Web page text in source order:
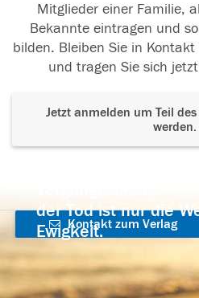
Mitglieder einer Familie,
Bekannte eintragen und
bilden. Bleiben Sie in
und tragen Sie sich
Jetzt anmelden um Teil
werden.
der Tod ist nur die
Ewigkeit.
Kontakt zum Verlag
aufnehmen